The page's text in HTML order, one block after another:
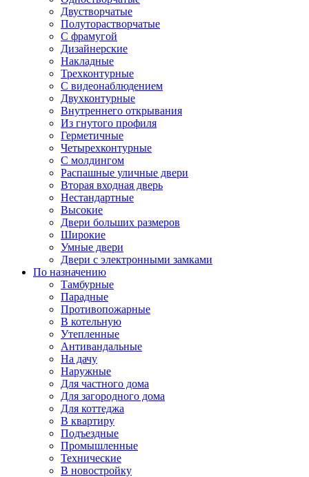
Двустворчатые
Полуторастворчатые
С фрамугой
Дизайнерские
Накладные
Трехконтурные
С видеонаблюдением
Двухконтурные
Внутреннего открывания
Из гнутого профиля
Герметичные
Четырехконтурные
С молдингом
Распашные уличные двери
Вторая входная дверь
Нестандартные
Высокие
Двери больших размеров
Широкие
Умные двери
Двери с электронными замками
По назначению
Тамбурные
Парадные
Противопожарные
В котельную
Утепленные
Антивандальные
На дачу
Наружные
Для частного дома
Для загородного дома
Для коттеджа
В квартиру
Подъездные
Промышленные
Технические
В новостройку